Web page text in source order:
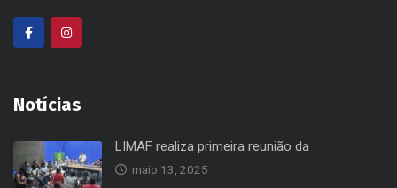
Notícias
LIMAF realiza primeira reunião da
maio 13, 2025